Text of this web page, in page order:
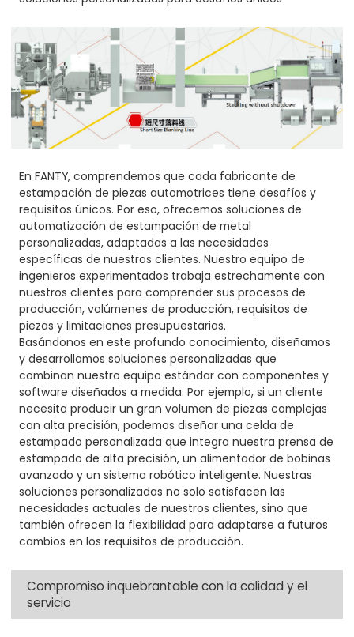
En FANTY, comprendemos que cada fabricante de
estampación de piezas automotrices tiene desafíos y
requisitos únicos. Por eso, ofrecemos soluciones de
automatización de estampación de metal
personalizadas, adaptadas a las necesidades
específicas de nuestros clientes. Nuestro equipo de
ingenieros experimentados trabaja estrechamente con
nuestros clientes para comprender sus procesos de
producción, volúmenes de producción, requisitos de
piezas y limitaciones presupuestarias.
Basándonos en este profundo conocimiento, diseñamos
y desarrollamos soluciones personalizadas que
combinan nuestro equipo estándar con componentes y
software diseñados a medida. Por ejemplo, si un cliente
necesita producir un gran volumen de piezas complejas
con alta precisión, podemos diseñar una celda de
estampado personalizada que integra nuestra prensa de
estampado de alta precisión, un alimentador de bobinas
avanzado y un sistema robótico inteligente. Nuestras
soluciones personalizadas no solo satisfacen las
necesidades actuales de nuestros clientes, sino que
también ofrecen la flexibilidad para adaptarse a futuros
cambios en los requisitos de producción.
Compromiso inquebrantable con la calidad y el
servicio